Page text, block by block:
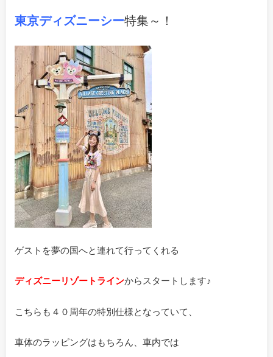
東京ディズニーシー特集～！
ゲストを夢の国へと連れて行ってくれる
ディズニーリゾートラインからスタートします♪
こちらも４０周年の特別仕様となっていて、
車体のラッピングはもちろん、車内では